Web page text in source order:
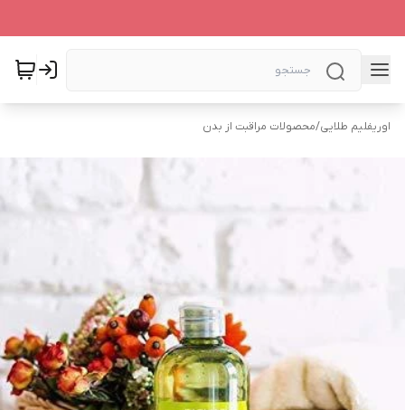
اوریفلیم طلایی/محصولات مراقبت از بدن